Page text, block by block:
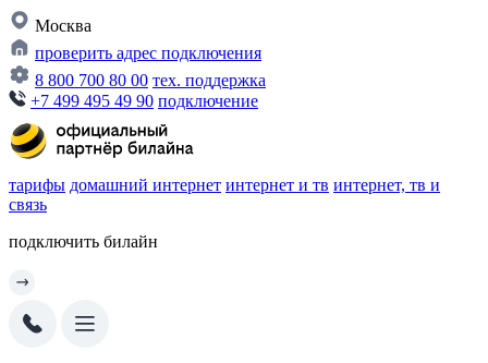
Москва
проверить адрес подключения
8 800 700 80 00 тех. поддержка
+7 499 495 49 90 подключение
тарифы домашний интернет интернет и тв интернет, тв и
связь
подключить билайн